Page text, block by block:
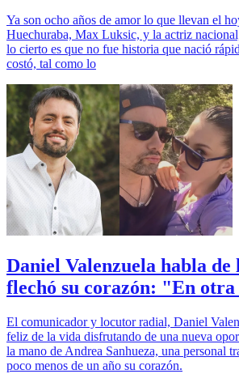
Ya son ocho años de amor lo que llevan el
Huechuraba, Max Luksic, y la actriz
lo cierto es que no fue historia que nació
costó, tal como lo
Daniel Valenzuela habla
flechó su corazón: "En otra
El comunicador y locutor radial, Daniel
feliz de la vida disfrutando de una nueva
la mano de Andrea Sanhueza, una personal
poco menos de un año su corazón.